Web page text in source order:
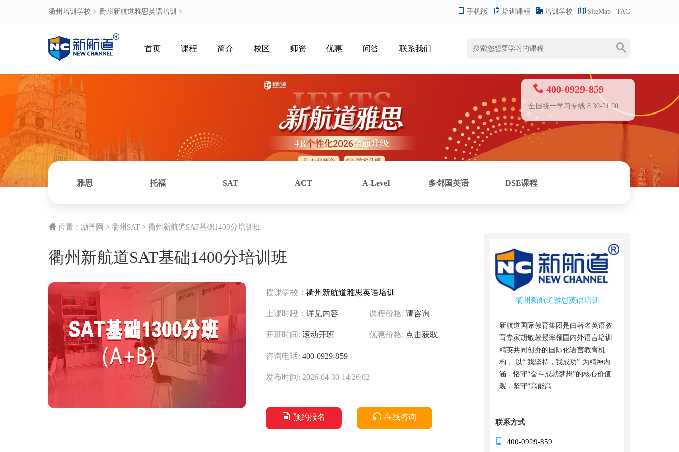
手机版 培训课程 培训学校 SiteMap TAG
衢州培训学校 > 衢州新航道雅思英语培训 >
首页 课程 简介 校区 师资 优惠 问答 联系我们
400-0929-859
全国统一学习专线 8:30-21:00
雅思 托福 SAT ACT A-Level 多邻国英语 DSE课程
位置： 励普网 > 衢州SAT > 衢州新航道SAT基础1400分培训班
衢州新航道SAT基础1400分培训班
授课学校： 衢州新航道雅思英语培训
上课时段： 详见内容 课程价格: 请咨询
开班时间: 滚动开班 优惠价格: 点击获取
咨询电话: 400-0929-859
发布时间: 2026-04-30 14:26:02
预约报名 在线咨询
衢州新航道雅思英语培训
新航道国际教育集团是由著名英语教
育专家胡敏教授率领国内外语言培训
精英共同创办的国际化语言教育机
构， 以“ 我坚持，我成功” 为精神内
涵，恪守“奋斗成就梦想”的核心价值
观，坚守“高能高...
联系方式
400-0929-859